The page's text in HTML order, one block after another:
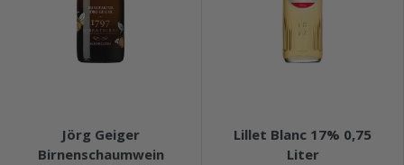
Jörg Geiger
Birnenschaumwein
Lillet Blanc 17% 0,75
Liter